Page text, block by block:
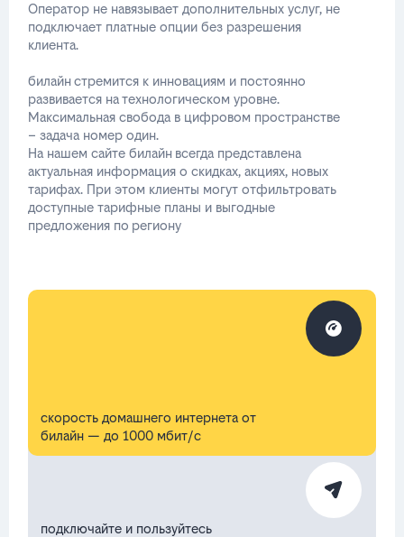
Оператор не навязывает дополнительных услуг, не
подключает платные опции без разрешения
клиента.
билайн стремится к инновациям и постоянно
развивается на технологическом уровне.
Максимальная свобода в цифровом пространстве
– задача номер один.
На нашем сайте билайн всегда представлена
актуальная информация о скидках, акциях, новых
тарифах. При этом клиенты могут отфильтровать
доступные тарифные планы и выгодные
предложения по региону
скорость домашнего интернета от
билайн — до 1000 мбит/с
подключайте и пользуйтесь